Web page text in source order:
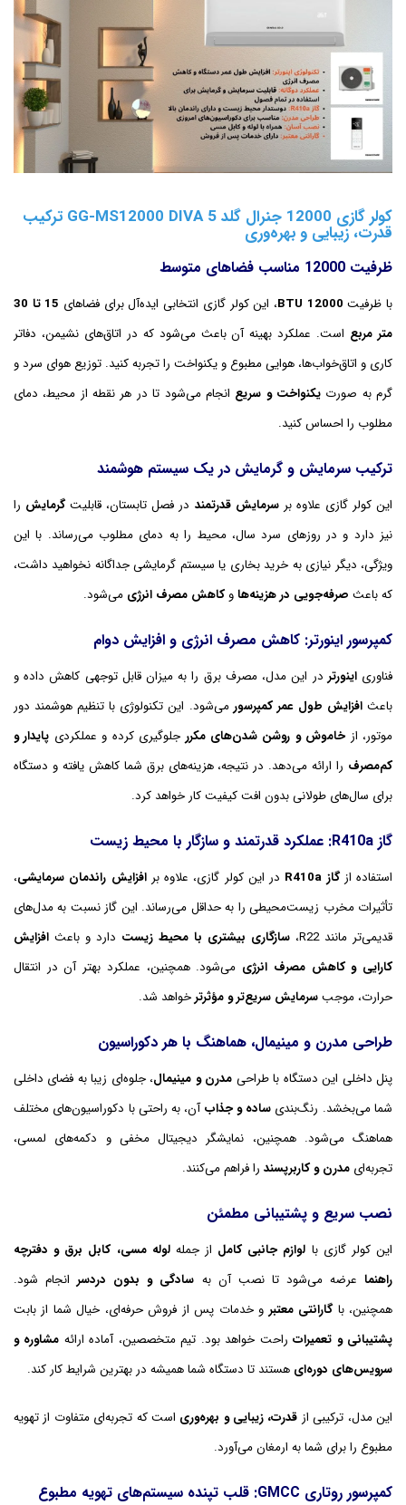
کولر گازی 12000 جنرال گلد GG-MS12000 DIVA 5 ترکیب
قدرت، زیبایی و بهره‌وری
ظرفیت 12000 مناسب فضاهای متوسط
با ظرفیت 12000 BTU ، این کولر گازی انتخابی ایده‌آل برای فضاهای
15 تا 30
متر مربع است. عملکرد بهینه آن باعث می‌شود که در اتاق‌های نشیمن، دفاتر
کاری و اتاق‌خواب‌ها، هوایی مطبوع و یکنواخت را تجربه کنید. توزیع هوای سرد و
گرم به صورتیکنواخت و سریع انجام می‌شود تا در هر نقطه از محیط، دمای
مطلوب را احساس کنید.
ترکیب سرمایش و گرمایش در یک سیستم هوشمند
این کولر گازی علاوه برسرمایش قدرتمند در فصل تابستان، قابلیتگرمایش را
نیز دارد و در روزهای سرد سال، محیط را به دمای مطلوب می‌رساند. با این
ویژگی، دیگر نیازی به خرید بخاری یا سیستم گرمایشی جداگانه نخواهید داشت،
که باعث صرفه‌جویی در هزینه‌هاوکاهش مصرف انرژی می‌شود.
کمپرسور اینورتر: کاهش مصرف انرژی و افزایش دوام
فناوریاینورتر در این مدل، مصرف برق را به میزان قابل توجهی کاهش داده و
باعثافزایش طول عمر کمپرسور می‌شود. این تکنولوژی با تنظیم هوشمند دور
موتور، از خاموش و روشن شدن‌های مکرر جلوگیری کرده و عملکردی پایدار و
کم‌مصرف را ارائه می‌دهد. در نتیجه، هزینه‌های برق شما کاهش یافته و دستگاه
برای سال‌های طولانی بدون افت کیفیت کار خواهد کرد.
گاز R410a: عملکرد قدرتمند و سازگار با محیط زیست
استفاده ازگاز R410a در این کولر گازی، علاوه برافزایش راندمان سرمایشی،
تأثیرات مخرب زیست‌محیطی را به حداقل می‌رساند. این گاز نسبت به مدل‌های
قدیمی‌تر مانند R22،
سازگاری بیشتری با محیط زیست دارد و باعث افزایش
کارایی و کاهش مصرف انرژی می‌شود. همچنین، عملکرد بهتر آن در انتقال
حرارت، موجبسرمایش سریع‌تر و مؤثرترخواهد شد.
طراحی مدرن و مینیمال، هماهنگ با هر دکوراسیون
پنل داخلی این دستگاه با طراحی مدرن و مینیمال، جلوه‌ای زیبا به فضای داخلی
شما می‌بخشد. رنگ‌بندی ساده و جذابآن، به راحتی با دکوراسیون‌های مختلف
هماهنگ می‌شود. همچنین، نمایشگر دیجیتال مخفی و دکمه‌های لمسی،
تجربه‌ای مدرن و کاربرپسند را فراهم می‌کنند.
نصب سریع و پشتیبانی مطمئن
این کولر گازی با لوازم جانبی کامل از جملهلوله مسی، کابل برق و دفترچه
راهنماعرضه می‌شود تا نصب آن به سادگی و بدون دردسرانجام شود.
همچنین، باگارانتی معتبر و خدمات پس از فروش حرفه‌ای، خیال شما از بابت
پشتیبانی و تعمیراتراحت خواهد بود. تیم متخصصین، آماده ارائه مشاوره و
سرویس‌های دوره‌ای هستند تا دستگاه شما همیشه در بهترین شرایط کار کند.
این مدل، ترکیبی از قدرت، زیبایی و بهره‌وری است که تجربه‌ای متفاوت از تهویه
مطبوع را برای شما به ارمغان می‌آورد.
کمپرسور روتاری GMCC: قلب تپنده سیستم‌های تهویه مطبوع